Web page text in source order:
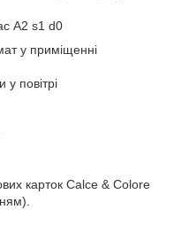
A2 s1 d0
у приміщенні
повітрі
карток Calce & Colore